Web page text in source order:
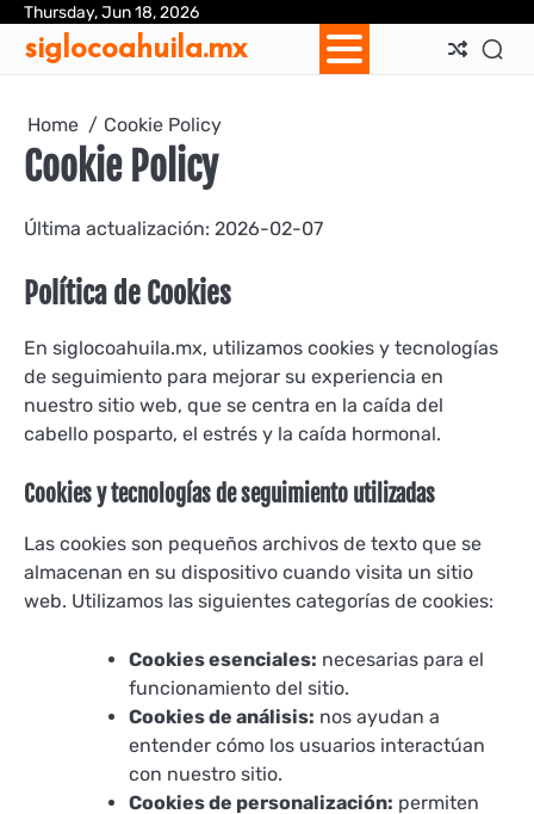
Skip
content
Thursday, Jun 18, 2026
siglocoahuila.mx
Home Cookie Policy
Cookie Policy
Última actualización: 2026-02-07
Política de Cookies
En siglocoahuila.mx, utilizamos cookies y tecnologías
de seguimiento para mejorar su experiencia en
nuestro sitio web, que se centra en la caída del
cabello posparto, el estrés y la caída hormonal.
Cookies y tecnologías de seguimiento utilizadas
Las cookies son pequeños archivos de texto que se
almacenan en su dispositivo cuando visita un sitio
web. Utilizamos las siguientes categorías de cookies:
Cookies esenciales: necesarias para el
funcionamiento del sitio.
Cookies de análisis: nos ayudan a
entender cómo los usuarios interactúan
con nuestro sitio.
Cookies de personalización: permiten